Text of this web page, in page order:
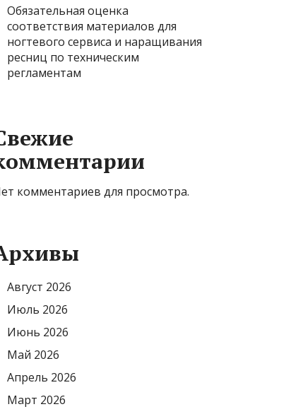
Обязательная оценка
соответствия материалов для
ногтевого сервиса и наращивания
ресниц по техническим
регламентам
комментариев для просмотра.
Август 2026
Июль 2026
Июнь 2026
Май 2026
Апрель 2026
Март 2026